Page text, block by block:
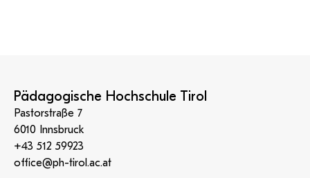
Pädagogische Hochschule Tirol
Pastorstraße 7
6010 Innsbruck
+43 512 59923
office@ph-tirol.ac.at